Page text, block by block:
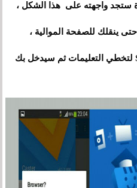
ستجد واجهته على هذا الشكل،
ينقلك للصفحة الموالية،
زر Skip لتخطي التعليمات ثم سيدخل بك